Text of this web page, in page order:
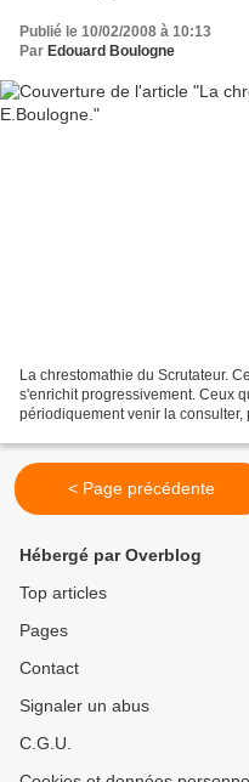
Publié le 10/02/2008 à 10:13
Par Edouard Boulogne
La chrestomathie du Scrutateur.
s'enrichit progressivement. Ceux
périodiquement venir la
< Page précédente
Hébergé par Overblog
Top articles
Pages
Contact
Signaler un abus
C.G.U.